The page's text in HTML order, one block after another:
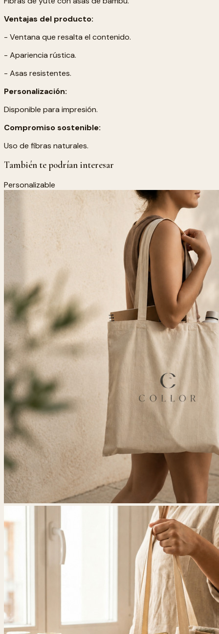
Ventajas del producto:
- Ventana que resalta el contenido.
- Apariencia rústica.
- Asas resistentes.
Personalización:
Disponible para impresión.
Compromiso sostenible:
Uso de fibras naturales.
También te podrían interesar
Personalizable